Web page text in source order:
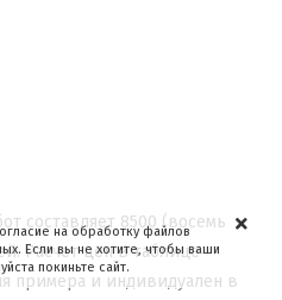
составляет 8500 (восемь
Расчет цен в таблице
примера и индивидуален в
на обработку файлов
Если вы не хотите, чтобы ваши
покиньте сайт.